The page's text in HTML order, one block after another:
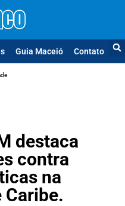
Guia Maceió Contato
destaca
contra
na
Caribe.